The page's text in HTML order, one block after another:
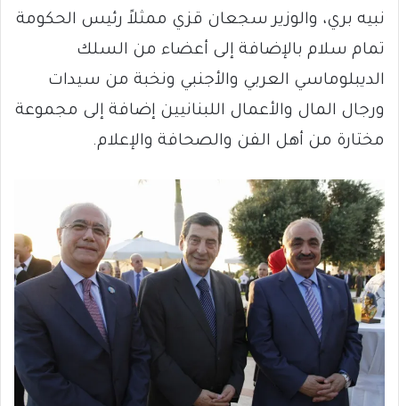
نبيه بري، والوزير سجعان قزي ممثلاً رئيس الحكومة
تمام سلام بالإضافة إلى أعضاء من السلك
الديبلوماسي العربي والأجنبي ونخبة من سيدات
ورجال المال والأعمال اللبنانيين إضافة إلى مجموعة
مختارة من أهل الفن والصحافة والإعلام.